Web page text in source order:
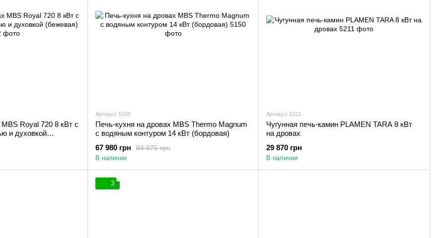
Royal 720 8 кВт с
и духовкой
Артикул: 5150
Печь-кухня на дровах MBS Thermo Magnum
с водяным контуром 14 кВт (бордовая)
84 975 грн
67 980 грн
В наличии
Артикул: 5211
Чугунная печь-камин PLAMEN TARA 8 кВт
на дровах
29 870 грн
В наличии
3